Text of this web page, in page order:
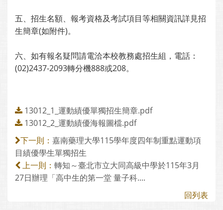
五、招生名額、報考資格及考試項目等相關資訊詳見招
生簡章(如附件)。
六、如有報名疑問請電洽本校教務處招生組，電話：
(02)2437-2093轉分機888或208。
13012_1_運動績優單獨招生簡章.pdf
13012_2_運動績優海報圖檔.pdf
下一則： 嘉南藥理大學115學年度四年制重點運動項
目績優學生單獨招生
上一則： 轉知～臺北市立大同高級中學於115年3月
27日辦理「高中生的第一堂 量子科....
回列表